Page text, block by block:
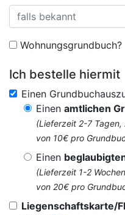
Wohnungsgrundbuch?
Ich bestelle hiermit
Einen
Einen amtlichen
(Lieferzeit 2-7
von 10€ pro
Einen
(Lieferzeit 1-2
von 20€ pro
Liegenschaftskarte/